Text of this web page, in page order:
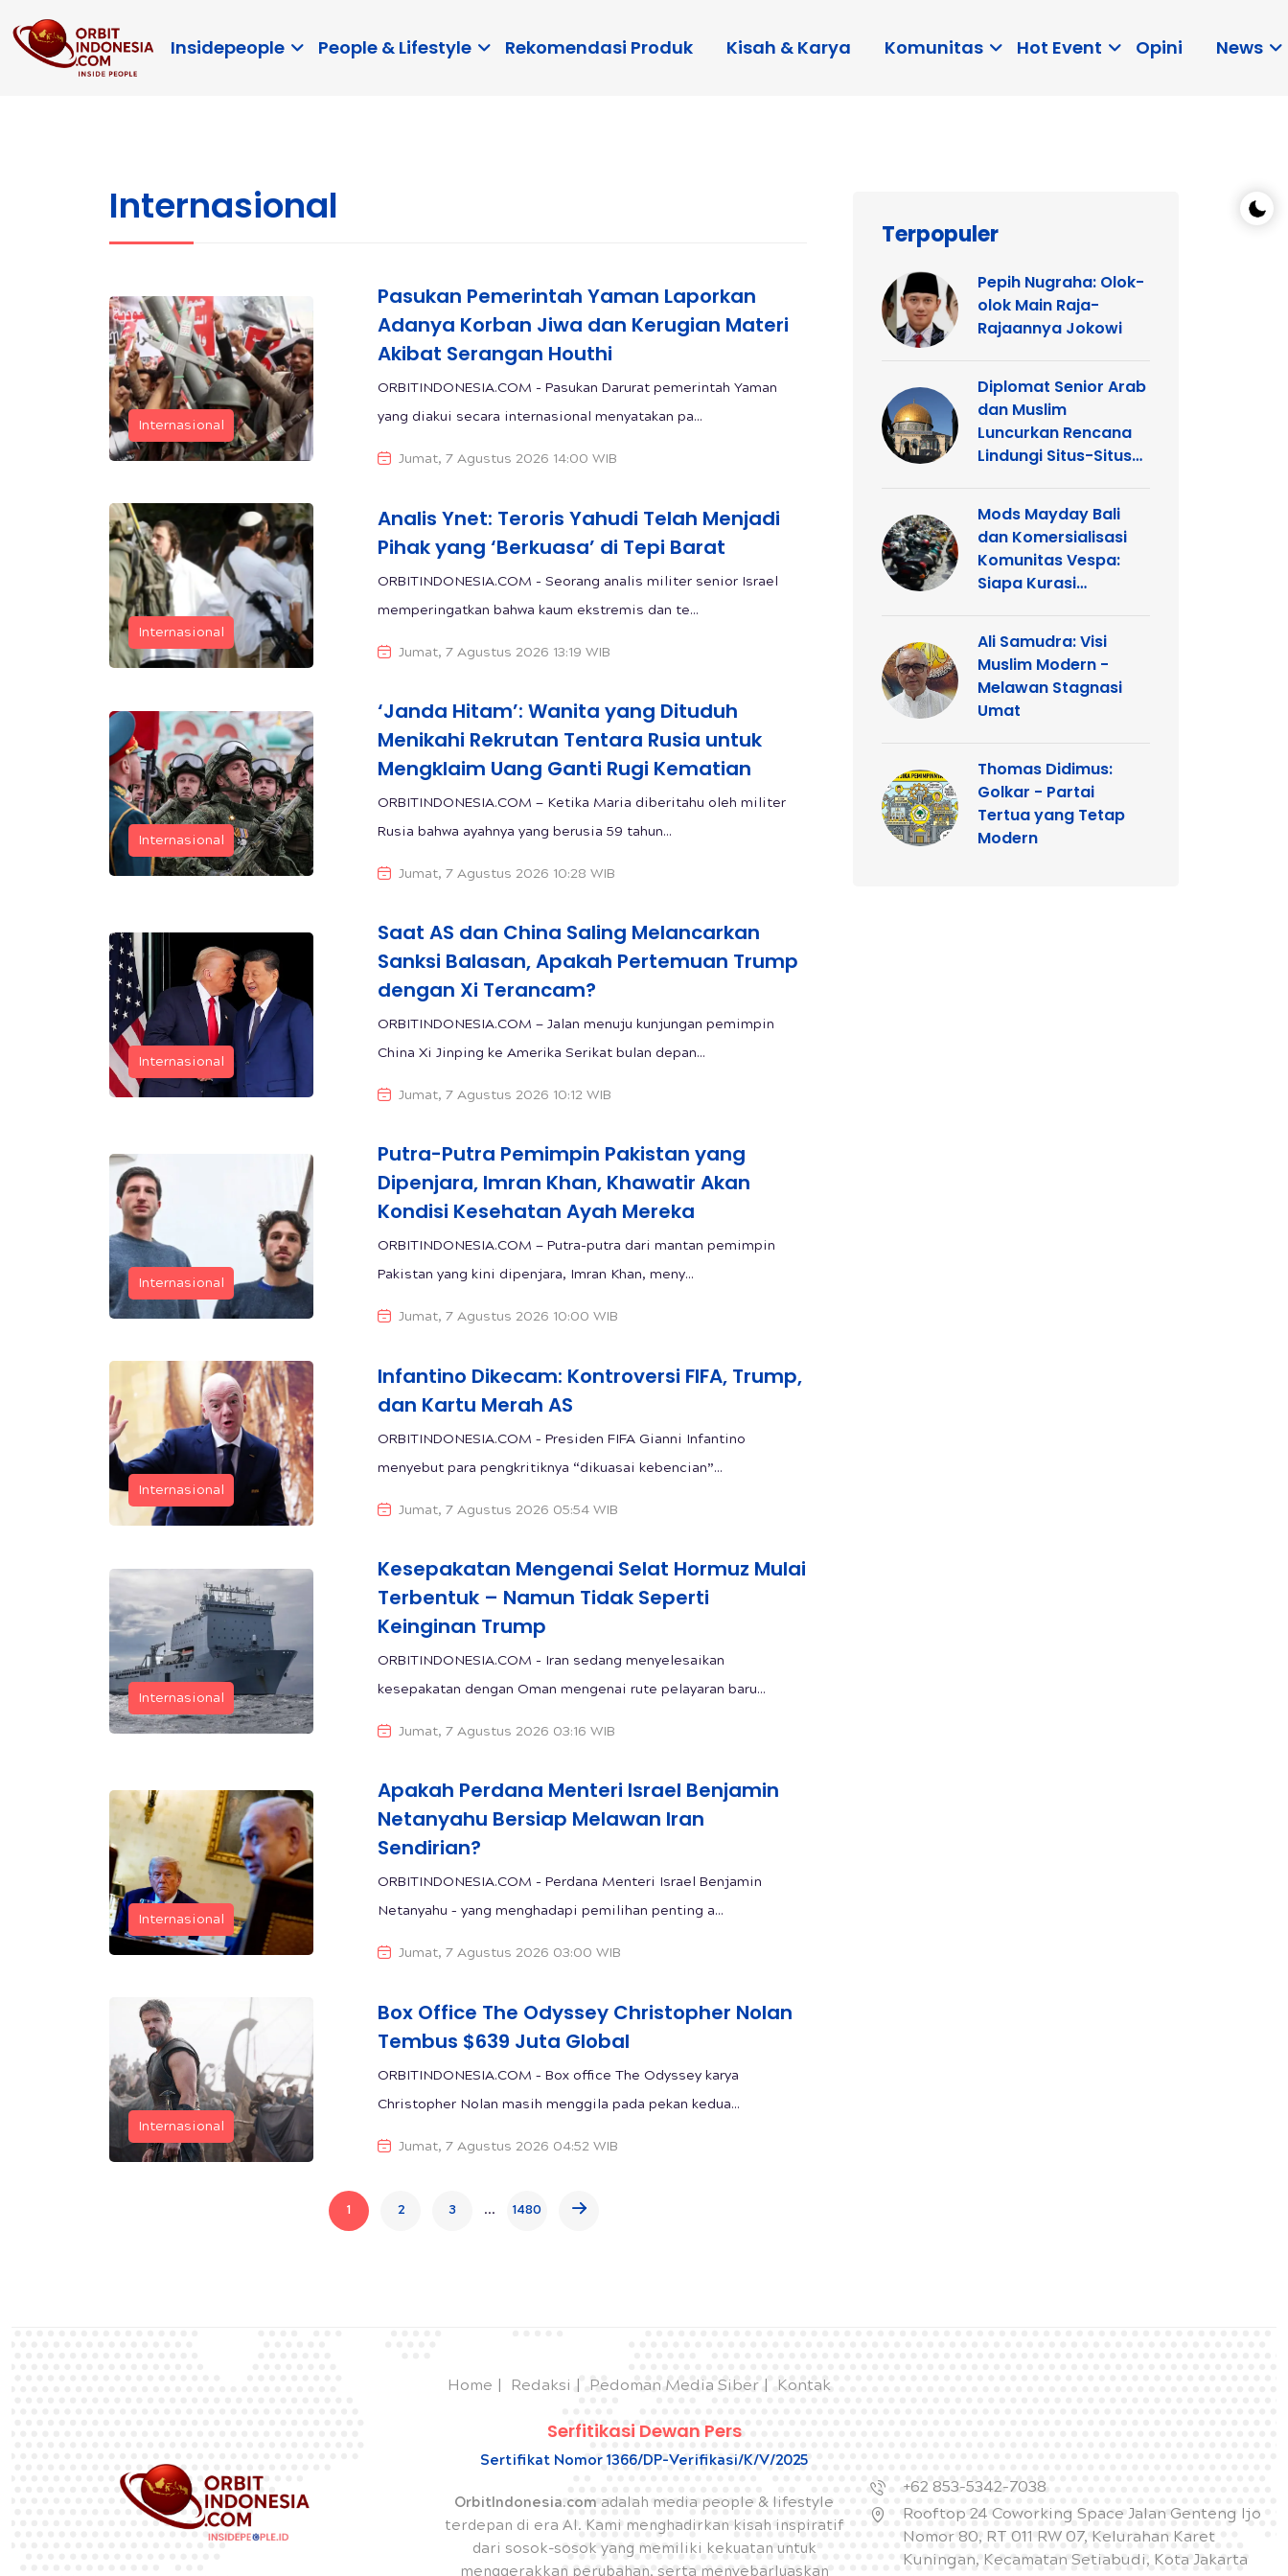
Insidepeople People & Lifestyle Rekomendasi Produk Kisah & Karya Komunitas Hot Event Opini News
Internasional
Internasional
Pasukan Pemerintah Yaman Laporkan
Adanya Korban Jiwa dan Kerugian Materi
Akibat Serangan Houthi
ORBITINDONESIA.COM - Pasukan Darurat pemerintah Yaman
yang diakui secara internasional menyatakan pa...
Jumat, 7 Agustus 2026 14:00 WIB
Internasional
Analis Ynet: Teroris Yahudi Telah Menjadi
Pihak yang ‘Berkuasa’ di Tepi Barat
ORBITINDONESIA.COM - Seorang analis militer senior Israel
memperingatkan bahwa kaum ekstremis dan te...
Jumat, 7 Agustus 2026 13:19 WIB
Internasional
‘Janda Hitam’: Wanita yang Dituduh
Menikahi Rekrutan Tentara Rusia untuk
Mengklaim Uang Ganti Rugi Kematian
ORBITINDONESIA.COM — Ketika Maria diberitahu oleh militer
Rusia bahwa ayahnya yang berusia 59 tahun...
Jumat, 7 Agustus 2026 10:28 WIB
Internasional
Saat AS dan China Saling Melancarkan
Sanksi Balasan, Apakah Pertemuan Trump
dengan Xi Terancam?
ORBITINDONESIA.COM — Jalan menuju kunjungan pemimpin
China Xi Jinping ke Amerika Serikat bulan depan...
Jumat, 7 Agustus 2026 10:12 WIB
Internasional
Putra-Putra Pemimpin Pakistan yang
Dipenjara, Imran Khan, Khawatir Akan
Kondisi Kesehatan Ayah Mereka
ORBITINDONESIA.COM — Putra-putra dari mantan pemimpin
Pakistan yang kini dipenjara, Imran Khan, meny...
Jumat, 7 Agustus 2026 10:00 WIB
Internasional
Infantino Dikecam: Kontroversi FIFA, Trump,
dan Kartu Merah AS
ORBITINDONESIA.COM – Presiden FIFA Gianni Infantino
menyebut para pengkritiknya “dikuasai kebencian”...
Jumat, 7 Agustus 2026 05:54 WIB
Internasional
Kesepakatan Mengenai Selat Hormuz Mulai
Terbentuk – Namun Tidak Seperti
Keinginan Trump
ORBITINDONESIA.COM - Iran sedang menyelesaikan
kesepakatan dengan Oman mengenai rute pelayaran baru...
Jumat, 7 Agustus 2026 03:16 WIB
Internasional
Apakah Perdana Menteri Israel Benjamin
Netanyahu Bersiap Melawan Iran
Sendirian?
ORBITINDONESIA.COM - Perdana Menteri Israel Benjamin
Netanyahu – yang menghadapi pemilihan penting a...
Jumat, 7 Agustus 2026 03:00 WIB
Internasional
Box Office The Odyssey Christopher Nolan
Tembus $639 Juta Global
ORBITINDONESIA.COM – Box office The Odyssey karya
Christopher Nolan masih menggila pada pekan kedua...
Jumat, 7 Agustus 2026 04:52 WIB
1 2 3 ... 1480
Terpopuler
Pepih Nugraha: Olok-
olok Main Raja-
Rajaannya Jokowi
Diplomat Senior Arab
dan Muslim
Luncurkan Rencana
Lindungi Situs-Situs
Yerusalem
Mods Mayday Bali
dan Komersialisasi
Komunitas Vespa:
Siapa Kurasi
Ali Samudra: Visi
Muslim Modern -
Melawan Stagnasi
Umat
Thomas Didimus:
Golkar - Partai
Tertua yang Tetap
Modern
Home Redaksi Pedoman Media Siber Kontak
Serfitikasi Dewan Pers
Sertifikat Nomor 1366/DP-Verifikasi/K/V/2025
OrbitIndonesia.com adalah media people & lifestyle
terdepan di era AI. Kami menghadirkan kisah inspiratif
dari sosok-sosok yang memiliki kekuatan untuk
+62 853-5342-7038
Rooftop 24 Coworking Space Jalan Genteng Ijo
Nomor 80, RT 011 RW 07, Kelurahan Karet
Kuningan, Kecamatan Setiabudi, Kota Jakarta